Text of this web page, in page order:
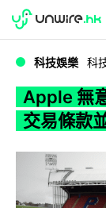
WWDC 2026
科技娛樂 科
Apple 無
交易條款